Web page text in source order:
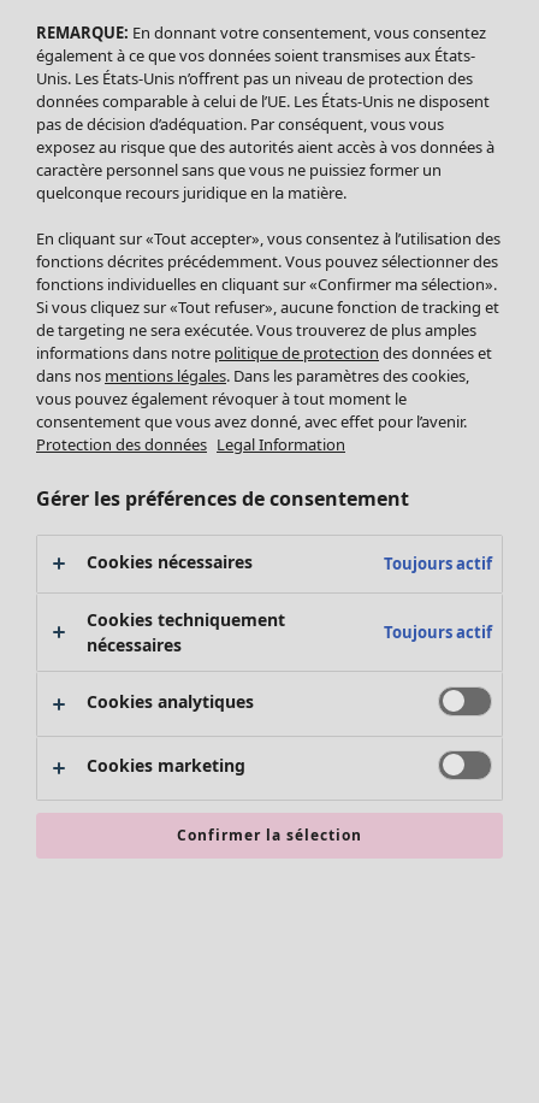
Robes
Tuniques
Blouses
Tops
Gilets
Pantalon
Jupes
Leggings et collants
Accessoires
Chaussures
Vêtements de bain
Basics
Soldes Mobilier
Bonnes affaires déco
Décoration
Textiles
Tapis
Éponge
Promos SOLDES
Les promos de Gudrun Sjödén
Nouvel arrivage
Bonnes affaires en soldes - jusqu'à -70
REMARQUE: En donnant votre consentement, vous consentez
également à ce que vos données soient transmises aux États-
Unis. Les États-Unis n’offrent pas un niveau de protection des
données comparable à celui de l’UE. Les États-Unis ne disposent
pas de décision d’adéquation. Par conséquent, vous vous
exposez au risque que des autorités aient accès à vos données à
caractère personnel sans que vous ne puissiez former un
quelconque recours juridique en la matière.
En cliquant sur «Tout accepter», vous consentez à l’utilisation des
fonctions décrites précédemment. Vous pouvez sélectionner des
fonctions individuelles en cliquant sur «Confirmer ma sélection».
Si vous cliquez sur «Tout refuser», aucune fonction de tracking et
de targeting ne sera exécutée. Vous trouverez de plus amples
informations dans notre politique de protection des données et
dans nos mentions légales. Dans les paramètres des cookies,
vous pouvez également révoquer à tout moment le
consentement que vous avez donné, avec effet pour l’avenir.
Protection des données Legal Information
Gérer les préférences de consentement
Cookies nécessaires Toujours actif
Cookies techniquement
nécessaires
Toujours actif
Cookies analytiques
Cookies marketing
Confirmer la sélection